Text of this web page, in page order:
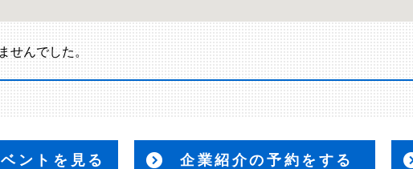
せんでした。
ントを見る 企業紹介の予約をする